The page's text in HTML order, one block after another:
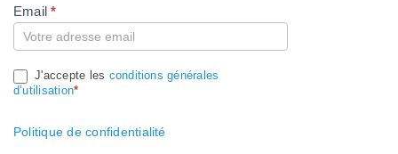
Compte
Email*
J'accepte les conditions générales
d’utilisation*
Politique de confidentialité